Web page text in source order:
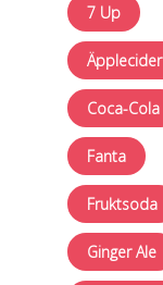
7 Up
Äpplecider
Coca-Cola
Fanta
Fruktsoda
Ginger Ale